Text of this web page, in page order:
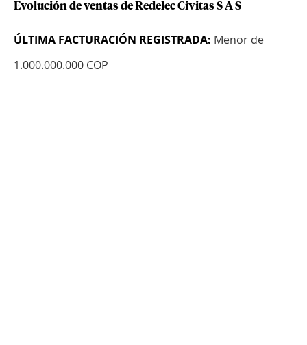
Evolución de ventas de Redelec Civitas S A S
ÚLTIMA FACTURACIÓN REGISTRADA: Menor de
1.000.000.000 COP